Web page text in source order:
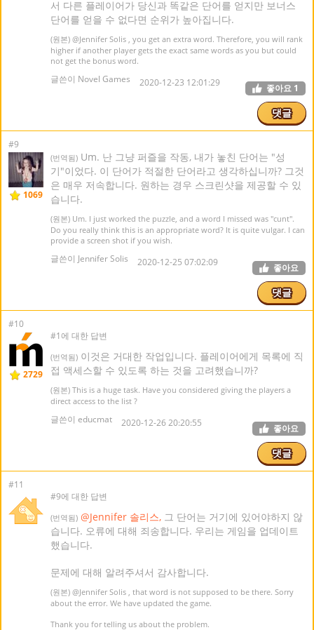
서 다른 플레이어가 당신과 똑같은 단어를 얻지만 보너스
단어를 얻을 수 없다면 순위가 높아집니다.
(원본) @Jennifer Solis , you get an extra word. Therefore, you will rank
higher if another player gets the exact same words as you but could
not get the bonus word.
글쓴이 Novel Games 2020-12-23 12:01:29 좋아요 1
댓글
#9
1069
(번역됨) Um. 난 그냥 퍼즐을 작동, 내가 놓친 단어는 "성
기"이었다. 이 단어가 적절한 단어라고 생각하십니까? 그것
은 매우 저속합니다. 원하는 경우 스크린샷을 제공할 수 있
습니다.
(원본) Um. I just worked the puzzle, and a word I missed was "cunt".
Do you really think this is an appropriate word? It is quite vulgar. I can
provide a screen shot if you wish.
글쓴이 Jennifer Solis 2020-12-25 07:02:09 좋아요
댓글
#10
2729
#1에 대한 답변
(번역됨) 이것은 거대한 작업입니다. 플레이어에게 목록에 직
접 액세스할 수 있도록 하는 것을 고려했습니까?
(원본) This is a huge task. Have you considered giving the players a
direct access to the list ?
글쓴이 educmat 2020-12-26 20:20:55 좋아요
댓글
#11
#9에 대한 답변
(번역됨) @Jennifer 솔리스, 그 단어는 거기에 있어야하지 않
습니다. 오류에 대해 죄송합니다. 우리는 게임을 업데이트
했습니다.
문제에 대해 알려주셔서 감사합니다.
(원본) @Jennifer Solis , that word is not supposed to be there. Sorry
about the error. We have updated the game.
Thank you for telling us about the problem.